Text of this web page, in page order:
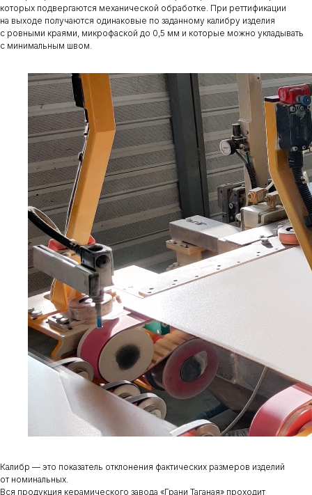
которых подвергаются механической обработке. При реттификации
на выходе получаются одинаковые по заданному калибру изделия
с ровными краями, микрофаской до 0,5 мм и которые можно укладывать
с минимальным швом.
Калибр — это показатель отклонения фактических размеров изделий
от номинальных.
Вся продукция керамического завода «Грани Таганая» проходит